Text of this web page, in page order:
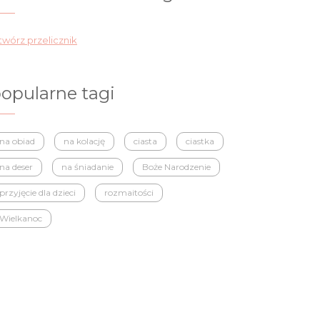
przelicznik
tagi
na obiad na kolację ciasta ciastka
na deser na śniadanie Boże Narodzenie
przyjęcie dla dzieci rozmaitości
Wielkanoc